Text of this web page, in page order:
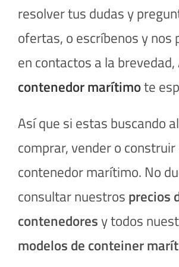
resolver tus dudas y
ofertas, o escríbenos y nos
en contactos a la
contenedor marítimote
Así que si estas buscando
comprar, vender o construir
contenedor marítimo. No
consultar nuestros precios
contenedoresy todos
modelos de conteiner